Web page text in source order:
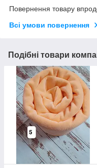
Повернення товару
Всі умови повернення
Подібні товари